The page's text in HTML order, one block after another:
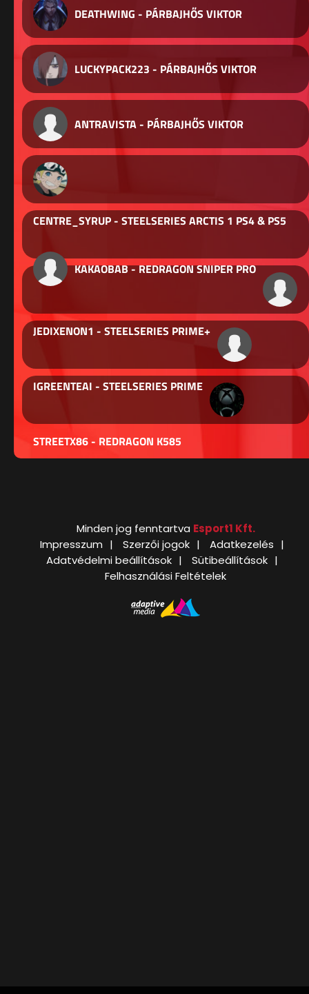
DEATHWING - PÁRBAJHŐS VIKTOR
LUCKYPACK223 - PÁRBAJHŐS VIKTOR
ANTRAVISTA - PÁRBAJHŐS VIKTOR
CENTRE_SYRUP - STEELSERIES ARCTIS 1 PS4 & PS5
KAKAOBAB - REDRAGON SNIPER PRO
JEDIXENON1 - STEELSERIES PRIME+
IGREENTEAI - STEELSERIES PRIME
STREETX86 - REDRAGON K585
Minden jog fenntartva Esport1 Kft.
Impresszum
Szerzői jogok
Adatkezelés
Adatvédelmi beállítások
Sütibeállítások
Felhasználási Feltételek